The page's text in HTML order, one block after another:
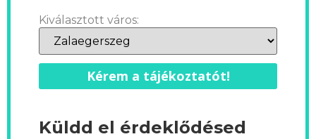
Kiválasztott város:
Kérem a tájékoztatót!
Küldd el érdeklődésed